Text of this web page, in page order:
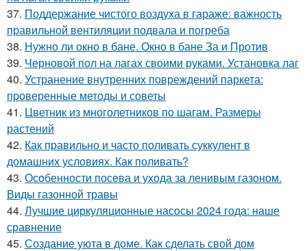
37. Поддержание чистого воздуха в гараже: важность
правильной вентиляции подвала и погреба
38. Нужно ли окно в бане. Окно в бане За и Против
39. Черновой пол на лагах своими руками. Установка лаг
40. Устранение внутренних повреждений паркета:
проверенные методы и советы
41. Цветник из многолетников по шагам. Размеры
растений
42. Как правильно и часто поливать суккулент в
домашних условиях. Как поливать?
43. Особенности посева и ухода за ленивым газоном.
Виды газонной травы
44. Лучшие циркуляционные насосы 2024 года: наше
сравнение
45. Создание уюта в доме. Как сделать свой дом